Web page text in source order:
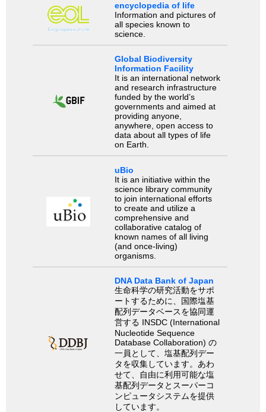
encyclopedia of life
Information and pictures of
all species known to
science.
Global Biodiversity
Information Facility
It is an international network
and research infrastructure
funded by the world’s
governments and aimed at
providing anyone,
anywhere, open access to
data about all types of life
on Earth.
uBio
It is an initiative within the
science library community
to join international efforts
to create and utilize a
comprehensive and
collaborative catalog of
known names of all living
(and once-living)
organisms.
DNA Data Bank of Japan
生命科学の研究活動をサポ
ートするために、国際塩基
配列データベースを協同運
営する INSDC (International
Nucleotide Sequence
Database Collaboration) の
一員として、塩基配列デー
タを収集しています。あわ
せて、自由に利用可能な塩
基配列データとスーパーコ
ンピュータシステムを提供
しています。